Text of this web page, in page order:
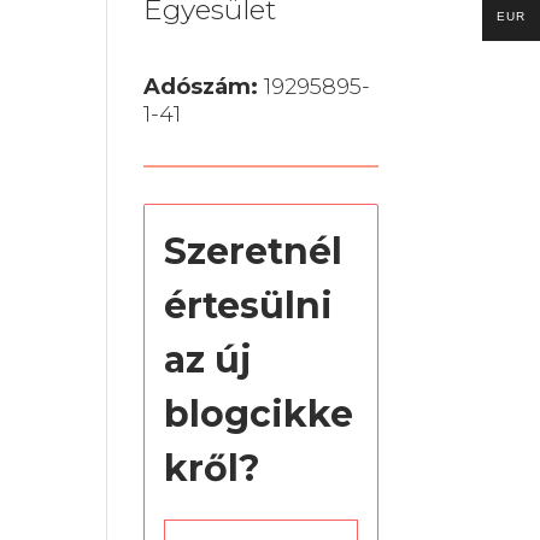
Egyesület
Adószám: 19295895-
1-41
Szeretnél
értesülni
az új
blogcikke
kről?
EUR